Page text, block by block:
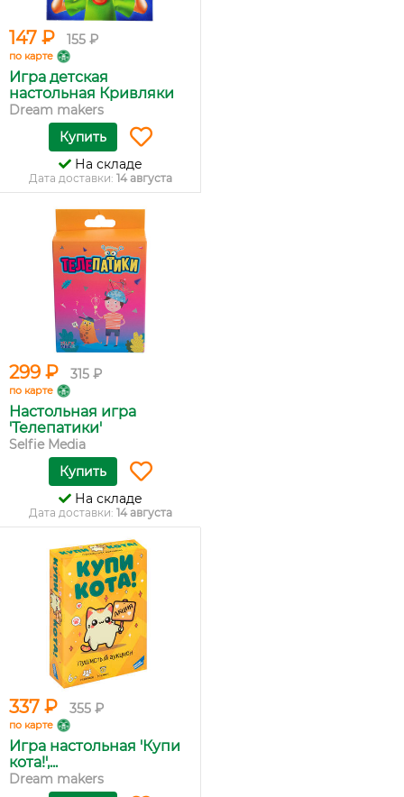
147 ₽ 155 ₽
по карте
Игра детская
настольная Кривляки
Dream makers
Купить
На складе
Дата доставки: 14 августа
299 ₽ 315 ₽
по карте
Настольная игра
'Телепатики'
Selfie Media
Купить
На складе
Дата доставки: 14 августа
337 ₽ 355 ₽
по карте
Игра настольная 'Купи
кота!',...
Dream makers